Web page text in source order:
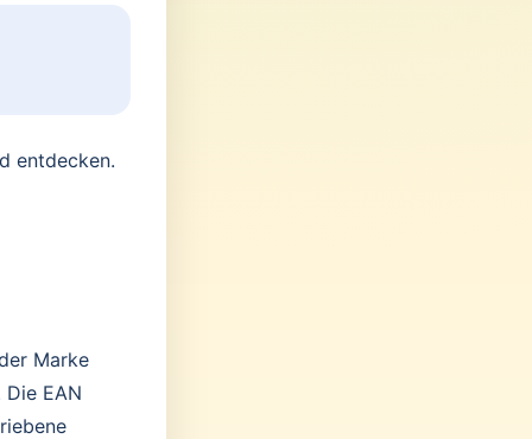
entdecken.
Marke
EAN